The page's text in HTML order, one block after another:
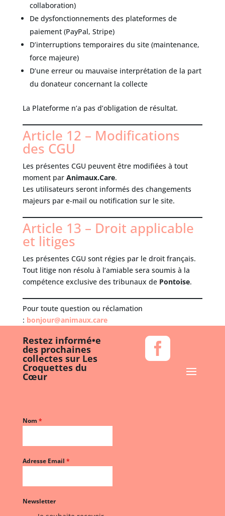
collaboration)
De dysfonctionnements des plateformes de
paiement (PayPal, Stripe)
D’interruptions temporaires du site (maintenance,
force majeure)
D’une erreur ou mauvaise interprétation de la part
du donateur concernant la collecte
La Plateforme n’a pas d’obligation de résultat.
Article 12 – Modifications
des CGU
Les présentes CGU peuvent être modifiées à tout
moment par Animaux.Care.
Les utilisateurs seront informés des changements
majeurs par e-mail ou notification sur le site.
Article 13 – Droit applicable
et litiges
Les présentes CGU sont régies par le droit français.
Tout litige non résolu à l’amiable sera soumis à la
compétence exclusive des tribunaux de Pontoise.
Pour toute question ou réclamation
: bonjour@animaux.care
Restez informé•e
des prochaines
collectes sur Les
Croquettes du
Cœur
Nom *
Adresse Email *
Newsletter
